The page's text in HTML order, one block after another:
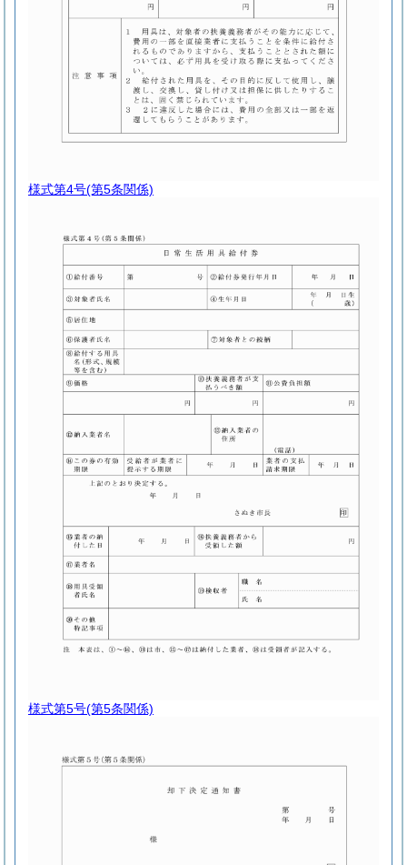
様式第4号(第5条関係)
様式第5号(第5条関係)